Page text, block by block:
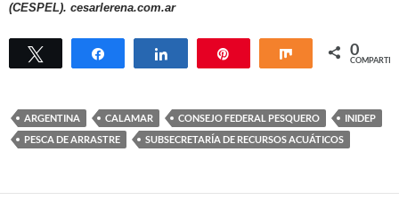
(CESPEL). cesarlerena.com.ar
Twittear Compartir Compartir Compartir
0
COMPARTIR
ARGENTINA CALAMAR CONSEJO FEDERAL PESQUERO
INIDEP
PESCA DE ARRASTRE
SUBSECRETARÍA DE RECURSOS ACUÁTICOS